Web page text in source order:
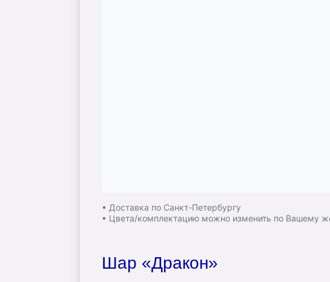
• Доставка по Санкт-Петербургу
• Цвета/комплектацию можно изменить по Вашему
Шар «Дракон»